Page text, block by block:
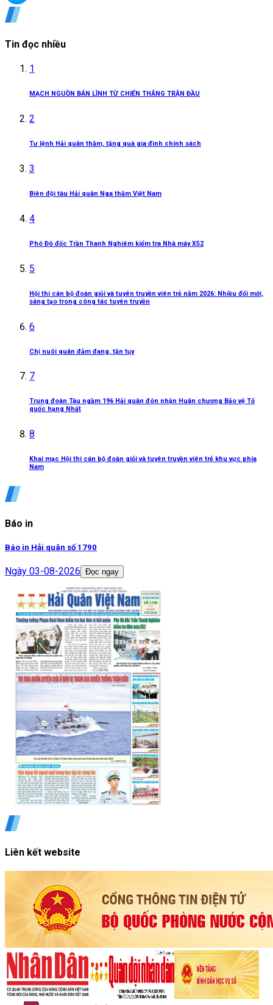
Tin đọc nhiều
1
MẠCH NGUỒN BẢN LĨNH TỪ CHIẾN THẮNG TRẬN ĐẦU
2
Tư lệnh Hải quân thăm, tặng quà gia đình chính sách
3
Biên đội tàu Hải quân Nga thăm Việt Nam
4
Phó Đô đốc Trần Thanh Nghiêm kiểm tra Nhà máy X52
5
Hội thi cán bộ đoàn giỏi và tuyên truyền viên trẻ năm 2026: Nhiều đổi mới,
sáng tạo trong công tác tuyên truyền
6
Chị nuôi quân đảm đang, tận tụy
7
Trung đoàn Tàu ngầm 196 Hải quân đón nhận Huân chương Bảo vệ Tổ
quốc hạng Nhất
8
Khai mạc Hội thi cán bộ đoàn giỏi và tuyên truyền viên trẻ khu vực phía
Nam
Báo in
Báo in Hải quân số 1790
Ngày 03-08-2026 Đọc ngay
Liên kết website